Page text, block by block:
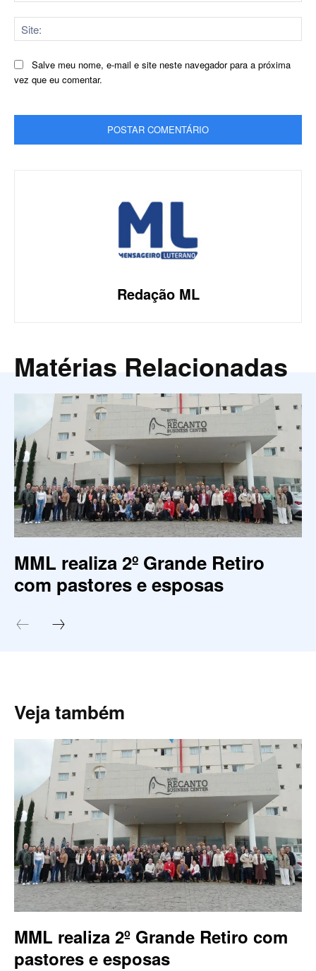
Salve meu nome, e-mail e site neste navegador para a próxima
vez que eu comentar.
Redação ML
Matérias Relacionadas
MML realiza 2º Grande Retiro
com pastores e esposas
Veja também
MML realiza 2º Grande Retiro com
pastores e esposas